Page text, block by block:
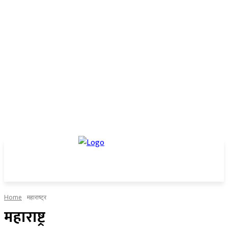
Home महाराष्ट्र
महाराष्ट्र